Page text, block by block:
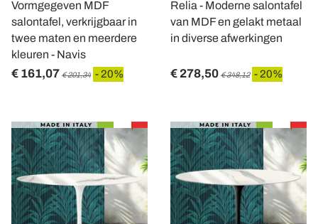
Vormgegeven MDF
salontafel, verkrijgbaar in
twee maten en meerdere
kleuren - Navis
€ 161,07 € 201,34 - 20%
Relia - Moderne salontafel
van MDF en gelakt metaal
in diverse afwerkingen
€ 278,50 € 348,12 - 20%